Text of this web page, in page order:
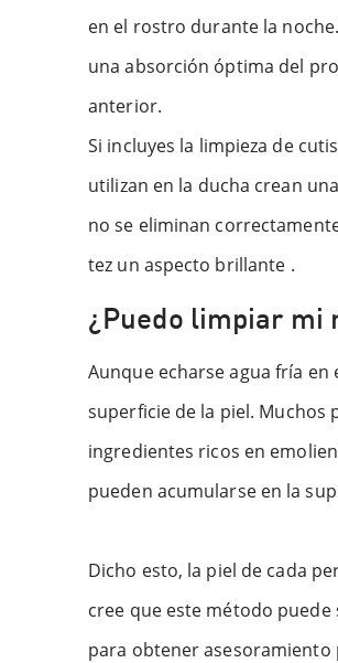
en el rostro durante la
una absorción óptima del
anterior.
Si incluyes la limpieza de
utilizan en la ducha crean
no se eliminan
tez un aspecto brillante .
¿Puedo limpiar mi
Aunque echarse agua fría
superficie de la piel. Muchos
ingredientes ricos en
pueden acumularse en la
Dicho esto, la piel de cada
cree que este método
para obtener asesoramiento